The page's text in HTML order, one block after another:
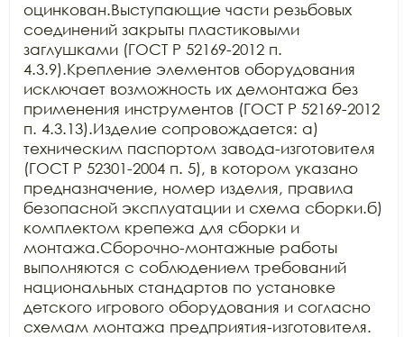
оцинкован.Выступающие части резьбовых
соединений закрыты пластиковыми
заглушками (ГОСТ Р 52169-2012 п.
4.3.9).Крепление элементов оборудования
исключает возможность их демонтажа без
применения инструментов (ГОСТ Р 52169-2012
п. 4.3.13).Изделие сопровождается: а)
техническим паспортом завода-изготовителя
(ГОСТ Р 52301-2004 п. 5), в котором указано
предназначение, номер изделия, правила
безопасной эксплуатации и схема сборки.б)
комплектом крепежа для сборки и
монтажа.Сборочно-монтажные работы
выполняются с соблюдением требований
национальных стандартов по установке
детского игрового оборудования и согласно
схемам монтажа предприятия-изготовителя.